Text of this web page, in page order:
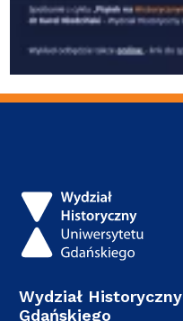
Wydział
Gdańskiego